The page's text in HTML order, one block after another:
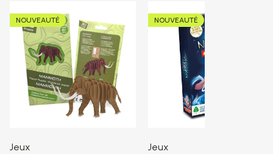
NOUVEAUTÉ
Jeux
NOUVEAUTÉ
Jeux